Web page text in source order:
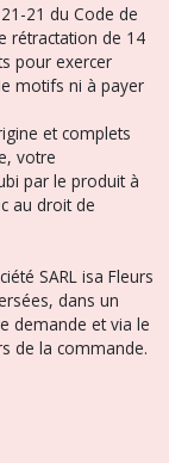
21 du Code de
rétractation de 14
pour exercer
motifs ni à payer
et complets
votre
par le produit à
au droit de
SARL isa Fleurs
dans un
demande et via le
de la commande.